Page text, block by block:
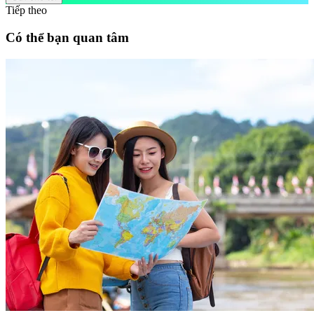
Tiếp theo
Có thể bạn quan tâm